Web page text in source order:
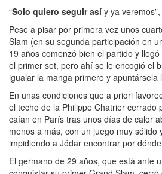
“Solo quiero seguir así y ya
Pese a pisar por primera vez unos
Slam (en su segunda participación en
19 años comenzó bien el partido y
el primer set, pero ahí se le encogió el
igualar la manga primero y apuntársela
En unas condiciones que a priori
el techo de la Philippe Chatrier cerrado
caían en París tras unos días de calor
menos a más, con un juego muy sólido
impidiendo a Jódar encontrar por
El germano de 29 años, que está ante